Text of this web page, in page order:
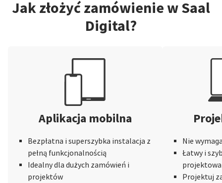
Jak złożyć zamówienie w Saal
Digital?
Aplikacja mobilna
Bezpłatna i superszybka instalacja z
pełną funkcjonalnością
Idealny dla dużych zamówień i
projektów
Nie
Łatwy i
Projektuj